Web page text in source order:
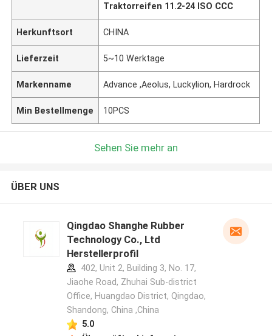
Traktorreifen 11.2-24 ISO CCC
Herkunftsort CHINA
Lieferzeit 5~10 Werktage
Markenname Advance ,Aeolus, Luckylion, Hardrock
Min Bestellmenge 10PCS
Sehen Sie mehr an
ÜBER UNS
Qingdao Shanghe Rubber
Technology Co., Ltd
Herstellerprofil
402, Unit 2, Building 3, No. 17,
Jiaohe Road, Zhuhai Sub-district
Office, Huangdao District, Qingdao,
Shandong, China ,China
5.0